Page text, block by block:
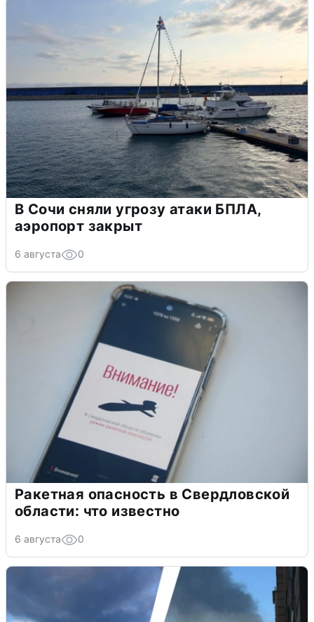
В Сочи сняли угрозу атаки БПЛА,
аэропорт закрыт
6 августа 0
Ракетная опасность в Свердловской
области: что известно
6 августа 0